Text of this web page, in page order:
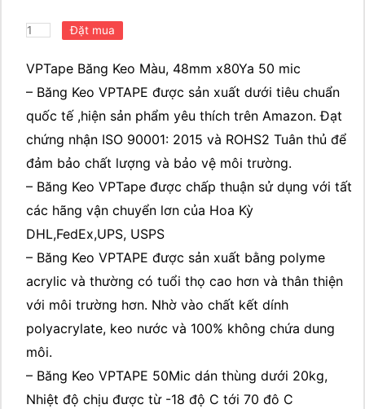
VPTape Băng Keo Màu, 48mm x80Ya 50 mic
– Băng Keo VPTAPE được sản xuất dưới tiêu chuẩn
quốc tế ,hiện sản phẩm yêu thích trên Amazon. Đạt
chứng nhận ISO 90001: 2015 và ROHS2 Tuân thủ để
đảm bảo chất lượng và bảo vệ môi trường.
– Băng Keo VPTape được chấp thuận sử dụng với tất
các hãng vận chuyển lơn của Hoa Kỳ
DHL,FedEx,UPS, USPS
– Băng Keo VPTAPE được sản xuất bằng polyme
acrylic và thường có tuổi thọ cao hơn và thân thiện
với môi trường hơn. Nhờ vào chất kết dính
polyacrylate, keo nước và 100% không chứa dung
môi.
– Băng Keo VPTAPE 50Mic dán thùng dưới 20kg,
Nhiệt độ chịu được từ -18 độ C tới 70 đô C